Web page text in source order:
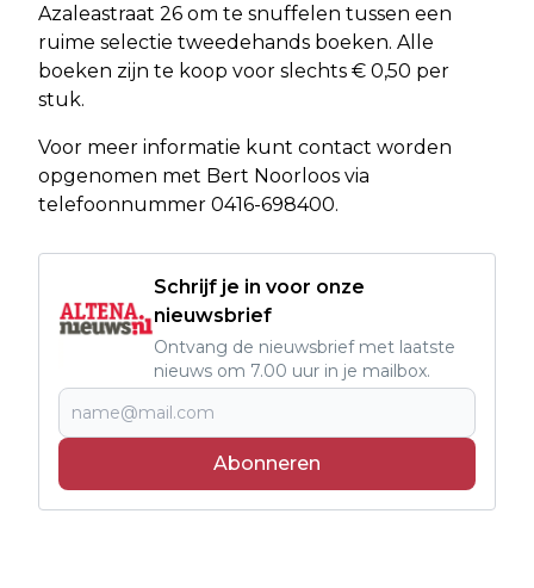
Azaleastraat 26 om te snuffelen tussen een
ruime selectie tweedehands boeken. Alle
boeken zijn te koop voor slechts € 0,50 per
stuk.
Voor meer informatie kunt contact worden
opgenomen met Bert Noorloos via
telefoonnummer 0416-698400.
Schrijf je in voor onze
nieuwsbrief
Ontvang de nieuwsbrief met laatste
nieuws om 7.00 uur in je mailbox.
Abonneren